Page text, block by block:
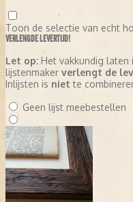
Toon de selectie van echt
VERLENGDE LEVERTIJD!
Let op: Het vakkundig laten
lijstenmaker verlengt de
Inlijsten is niet te
Geen lijst meebestellen